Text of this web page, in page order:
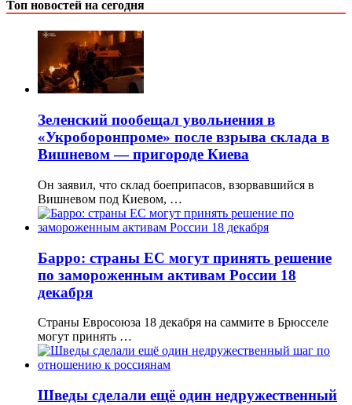
Топ новостей на сегодня
Зеленский пообещал увольнения в
«Укроборонпроме» после взрыва склада в
Вишневом — пригороде Киева
Он заявил, что склад боеприпасов, взорвавшийся в
Вишневом под Киевом, …
Барро: страны ЕС могут принять решение
по замороженным активам России 18
декабря
Страны Евросоюза 18 декабря на саммите в Брюсселе
могут принять …
Шведы сделали ещё один недружественный